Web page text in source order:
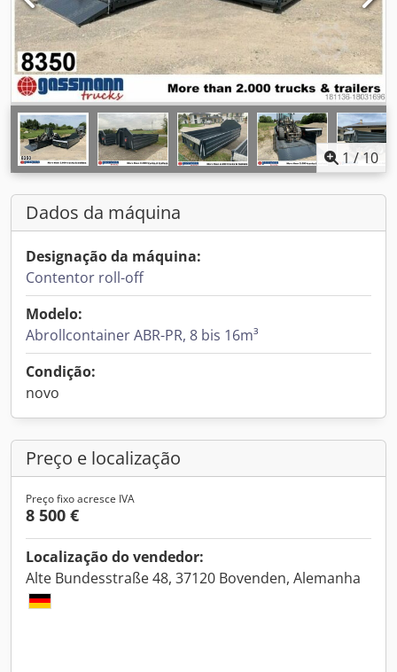
1 /10
Dados da máquina
Designação da máquina:
Contentor roll-off
Modelo:
Abrollcontainer ABR-PR, 8 bis 16m³
Condição:
novo
Preço e localização
Preço fixo acresce IVA
8 500 €
Localização do vendedor:
Alte Bundesstraße 48, 37120 Bovenden, Alemanha